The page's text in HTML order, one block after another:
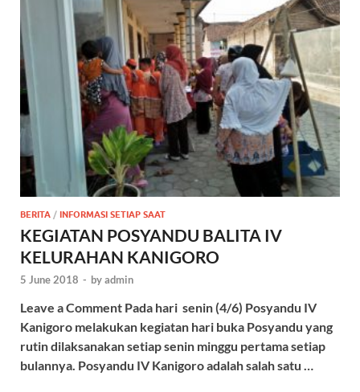
BERITA / INFORMASI SETIAP SAAT
KEGIATAN POSYANDU BALITA IV
KELURAHAN KANIGORO
5 June 2018 - byadmin
Leave a Comment ‌Pada hari senin (4/6) Posyandu IV
Kanigoro melakukan kegiatan hari buka Posyandu yang
rutin dilaksanakan setiap senin minggu pertama setiap
bulannya. Posyandu IV Kanigoro adalah salah satu …